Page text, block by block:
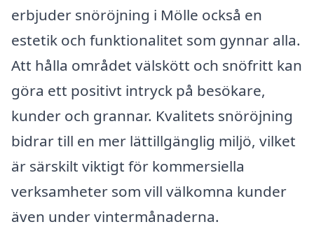
erbjuder snöröjning i Mölle också en
estetik och funktionalitet som gynnar alla.
Att hålla området välskött och snöfritt kan
göra ett positivt intryck på besökare,
kunder och grannar. Kvalitets snöröjning
bidrar till en mer lättillgänglig miljö, vilket
är särskilt viktigt för kommersiella
verksamheter som vill välkomna kunder
även under vintermånaderna.